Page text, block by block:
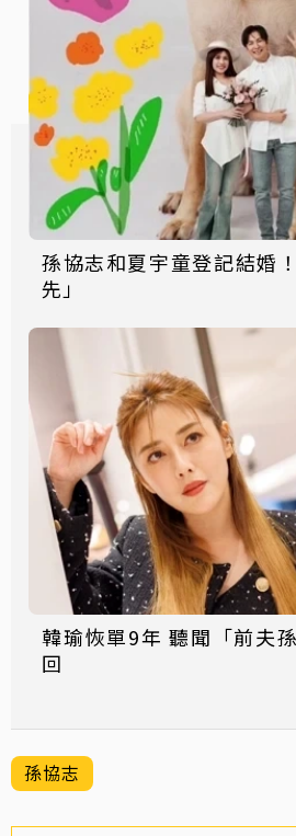
孫協志和夏宇童登記結婚
先」
韓瑜恢單9年 聽聞「前夫
回
孫協志